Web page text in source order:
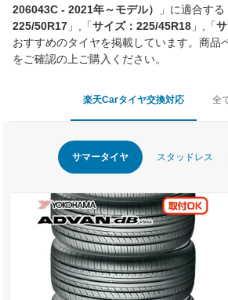
206043C - 2021年～モデル）
」に適合する
225/50R17 」,「サイズ：225/45R18 」,「
おすすめのタイヤを掲載しています。商品
をご確認の上ご購入ください。
楽天Carタイヤ交換対応 全
サマータイヤ スタッドレス